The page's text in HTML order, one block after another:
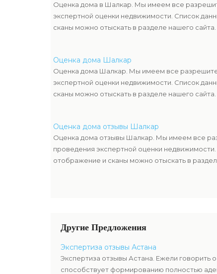
Оценка дома в Шалкар. Мы имеем все
экспертной оценки недвижимости. Список
сканы можно отыскать в разделе нашего сайта.
Оценка дома Шалкар
Оценка дома Шалкар. Мы имеем все
экспертной оценки недвижимости. Список
сканы можно отыскать в разделе нашего сайта.
Оценка дома отзывы Шалкар
Оценка дома отзывы Шалкар. Мы имеем все
проведения экспертной оценки
отображение и сканы можно отыскать в
Другие Предложения
Экспертиза отзывы Астана
Экспертиза отзывы Астана. Ежели говорить
способствует формированию полностью